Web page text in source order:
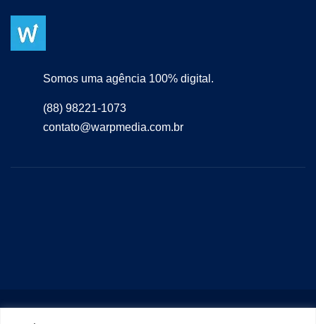
Somos uma agência 100% digital.
(88) 98221-1073
contato@warpmedia.com.br